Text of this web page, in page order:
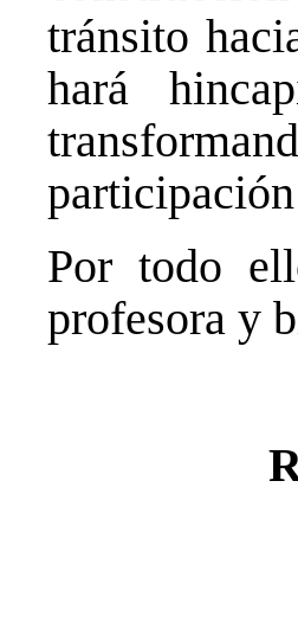
tránsito
hará
Por todo
profesora y